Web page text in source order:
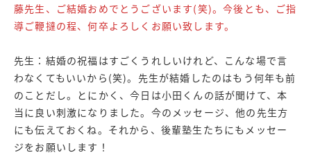
藤先生、ご結婚おめでとうございます(笑)。今後とも、ご指
導ご鞭撻の程、何卒よろしくお願い致します。
先生：結婚の祝福はすごくうれしいけれど、こんな場で言
わなくてもいいから(笑)。先生が結婚したのはもう何年も前
のことだし。とにかく、今日は小田くんの話が聞けて、本
当に良い刺激になりました。今のメッセージ、他の先生方
にも伝えておくね。それから、後輩塾生たちにもメッセー
ジをお願いします！